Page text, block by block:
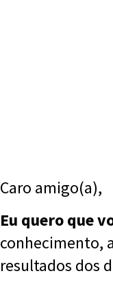
Caro amigo(a),
Eu quero que
conhecimento,
resultados dos